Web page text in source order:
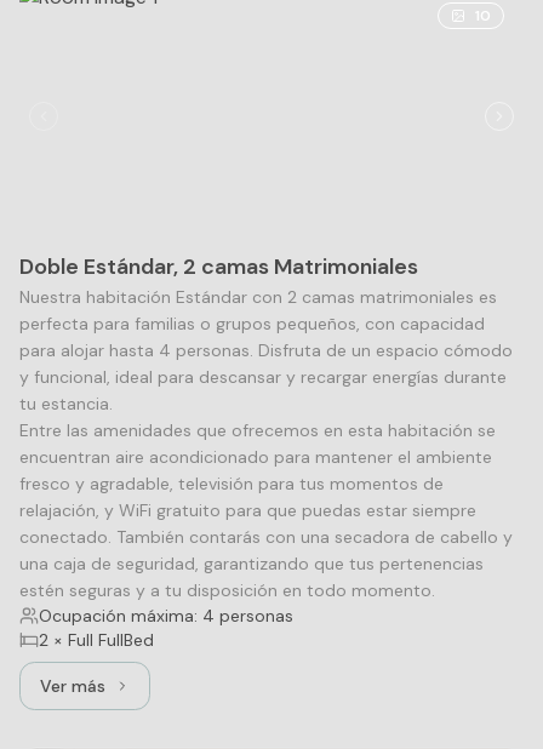
10
Doble Estándar, 2 camas Matrimoniales
Nuestra habitación Estándar con 2 camas matrimoniales es
perfecta para familias o grupos pequeños, con capacidad
para alojar hasta 4 personas. Disfruta de un espacio cómodo
y funcional, ideal para descansar y recargar energías durante
tu estancia.
Entre las amenidades que ofrecemos en esta habitación se
encuentran aire acondicionado para mantener el ambiente
fresco y agradable, televisión para tus momentos de
relajación, y WiFi gratuito para que puedas estar siempre
conectado. También contarás con una secadora de cabello y
una caja de seguridad, garantizando que tus pertenencias
estén seguras y a tu disposición en todo momento.
Ocupación máxima: 4 personas
2 × Full FullBed
Ver másVer más: Doble Estándar, 2 camas Matrimoniales